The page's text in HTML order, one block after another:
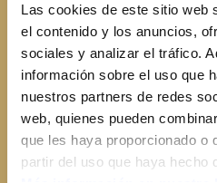
Las cookies de este sitio web
el contenido y los anuncios,
sociales y analizar el tráfico.
información sobre el uso que
nuestros partners de redes
web, quienes pueden
que les haya proporcionado o
partir del uso que haya hecho
Nuestras ueces Calibre +34
(Aragón), donde la calidad y el
tradición. Este calibre grande
uniforme, ideal para disfrutar
de una nuez premium.
Características del producto: